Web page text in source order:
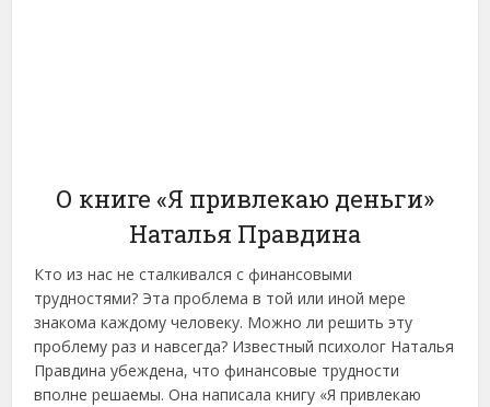
О книге «Я привлекаю деньги»
Наталья Правдина
Кто из нас не сталкивался с финансовыми
трудностями? Эта проблема в той или иной мере
знакома каждому человеку. Можно ли решить эту
проблему раз и навсегда? Известный психолог Наталья
Правдина убеждена, что финансовые трудности
вполне решаемы. Она написала книгу «Я привлекаю